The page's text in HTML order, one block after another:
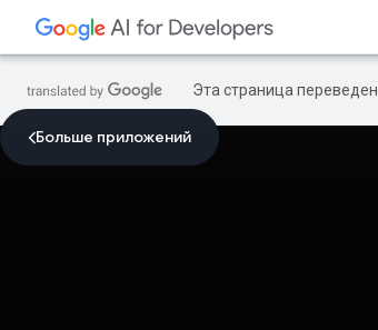
Эта страница
Больше приложений